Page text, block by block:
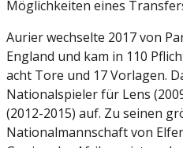
Möglichkeiten eines
Aurier wechselte 2017 von
England und kam in 110
acht Tore und 17 Vorlagen.
Nationalspieler für Lens
(2012-2015) auf. Zu seinen
Nationalmannschaft von